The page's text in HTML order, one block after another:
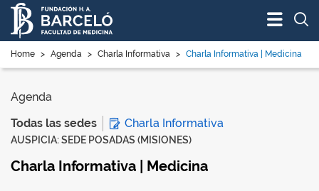
Home > Agenda > Charla Informativa > Charla Informativa | Medicina
Agenda
Todas las sedes
Charla Informativa
AUSPICIA: SEDE POSADAS (MISIONES)
Charla Informativa | Medicina